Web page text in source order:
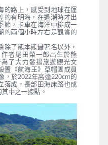
的路上，感受到地球在運
的有明海，在退潮時才出
節，卡車在海洋中排成一
的兩個小時左右是觀賞的
除了熊本熊最著名以外，
者尾田榮一郎出生於熊
了大力發揚旅遊觀光文
置《航海王》草帽團成員
，於2022年高達220cm的
落成，長部田海床路也成
中之一據點。